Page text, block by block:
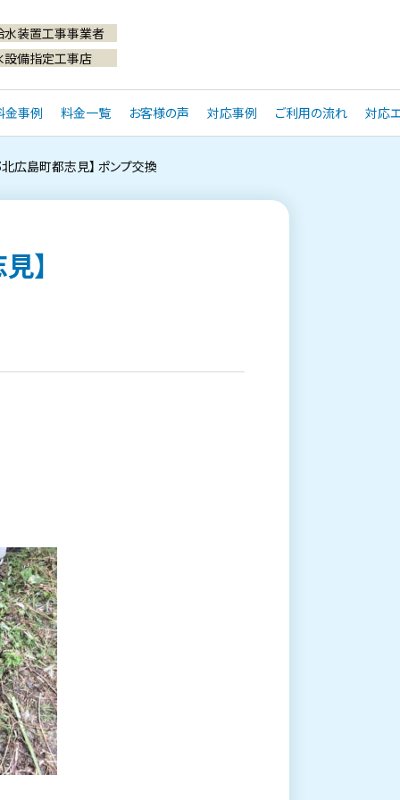
金事例 料金一覧 お客様の声 対応事例 ご利用の流れ 対応
装置工事事業者
設備指定工事店
北広島町都志見】 ポンプ交換
】